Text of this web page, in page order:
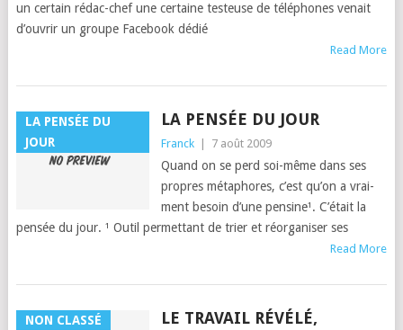
un cer­tain rédac-chef une cer­taine tes­teuse de télé­phones venait
d’ou­vrir un groupe Face­book dédié
Read More
LA PENSÉE DU
JOUR
LA PENSÉE DU JOUR
Franck 7 août 2009
Quand on se perd soi-même dans ses
pro­pres métaphores, c’est qu’on a vrai­
ment besoin d’une pensine¹. C’é­tait la
pen­sée du jour. ¹ Out­il per­me­t­tant de tri­er et réor­gan­is­er ses
Read More
NON CLASSÉ
LE TRAVAIL RÉVÉLÉ,